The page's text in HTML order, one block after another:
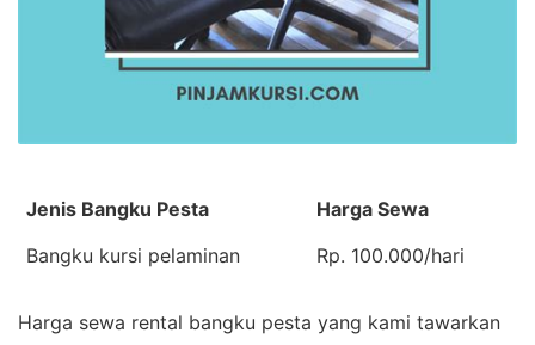
Jenis Bangku Pesta
Harga Sewa
Bangku kursi pelaminan
Rp. 100.000/hari
Harga sewa rental bangku pesta yang kami tawarkan